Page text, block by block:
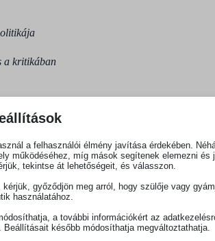
a kritikában
közepén
a felhasználói élmény javítása érdekében.
működéséhez, míg mások segítenek elemezni és
tekintse át lehetőségeit, és válasszon.
kérjük, győződjön meg arról, hogy szülője vagy
használatához.
a további információkért az
később módosíthatja megváltoztathatja.